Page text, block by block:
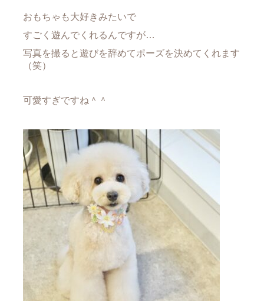
おもちゃも大好きみたいで
すごく遊んでくれるんですが…
写真を撮ると遊びを辞めてポーズを決めてくれます
（笑）
可愛すぎですね＾＾